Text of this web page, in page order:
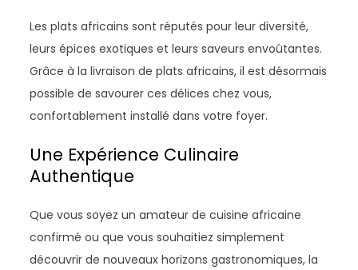
Les plats africains sont réputés pour leur diversité,
leurs épices exotiques et leurs saveurs envoûtantes.
Grâce à la livraison de plats africains, il est désormais
possible de savourer ces délices chez vous,
confortablement installé dans votre foyer.
Une Expérience Culinaire
Authentique
Que vous soyez un amateur de cuisine africaine
confirmé ou que vous souhaitiez simplement
découvrir de nouveaux horizons gastronomiques, la